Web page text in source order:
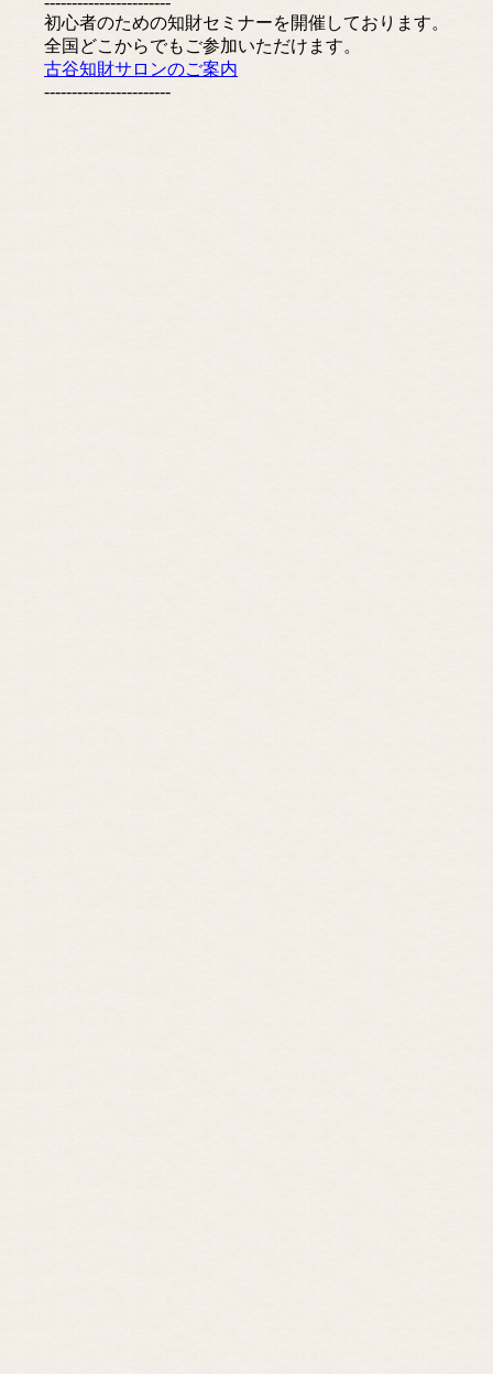
初心者のための知財セミナーを開催しております。
全国どこからでもご参加いただけます。
古谷知財サロンのご案内
-----------------------